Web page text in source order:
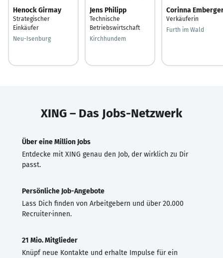
Henock Girmay
Strategischer
Einkäufer
Neu-Isenburg
Jens Philipp
Technische
Betriebswirtschaft
Kirchhundem
Corinna
Verkäuferin
Furth im Wald
XING – Das Jobs-Netzwerk
Über eine Million Jobs
Entdecke mit XING genau den Job, der wirklich zu Dir
passt.
Persönliche Job-Angebote
Lass Dich finden von Arbeitgebern und über 20.000
Recruiter·innen.
21 Mio. Mitglieder
Knüpf neue Kontakte und erhalte Impulse für ein